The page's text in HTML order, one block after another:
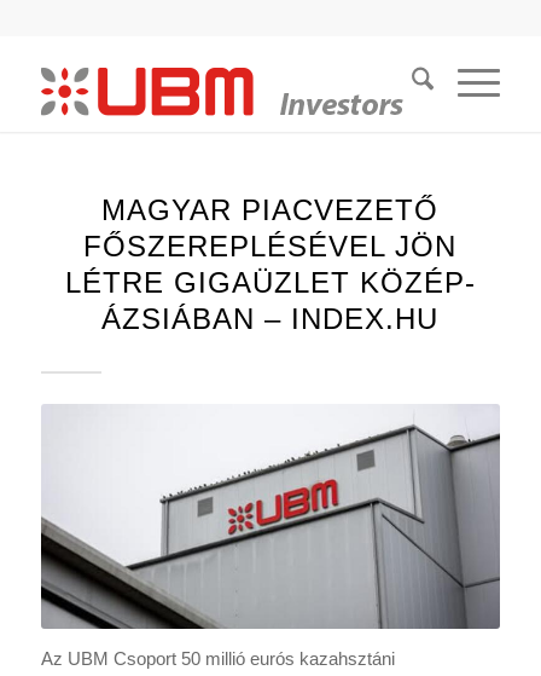
MAGYAR PIACVEZETŐ
FŐSZEREPLÉSÉVEL JÖN
LÉTRE GIGAÜZLET KÖZÉP-
ÁZSIÁBAN – INDEX.HU
Az UBM Csoport 50 millió eurós kazahsztáni